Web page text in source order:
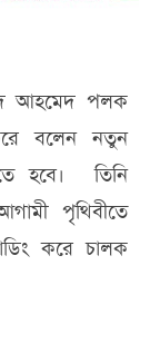
আহমেদ পলক
করে বলেন নতুন
হবে। তিনি
পৃথিবীতে
করে চালক